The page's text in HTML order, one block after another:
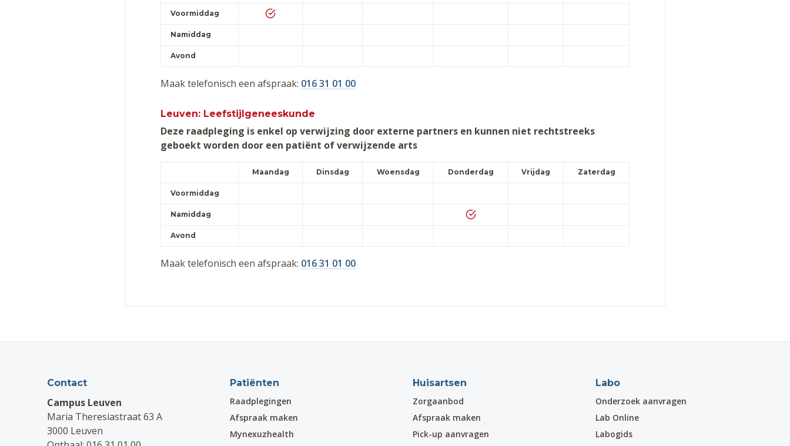
Voormiddag
Namiddag
Avond
Maak telefonisch een afspraak: 016 31 01 00
Leuven: Leefstijlgeneeskunde
Deze raadpleging is enkel op verwijzing door externe partners en kunnen niet rechtstreeks
geboekt worden door een patiënt of verwijzende arts
Maandag Dinsdag Woensdag Donderdag Vrijdag Zaterdag
Voormiddag
Namiddag
Avond
Maak telefonisch een afspraak: 016 31 01 00
Contact
Campus Leuven
Maria Theresiastraat 63 A
3000 Leuven
Patiënten
Raadplegingen
Afspraak maken
Mynexuzhealth
Huisartsen
Zorgaanbod
Afspraak maken
Pick-up aanvragen
Labo
Onderzoek aanvragen
Lab Online
Labogids